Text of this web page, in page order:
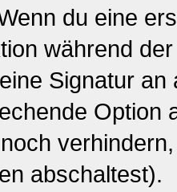
du eine
während
Signatur
Option
abschaltest).